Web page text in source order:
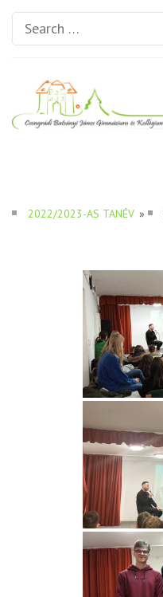
Search
for:
2022/2023-AS TANÉV »